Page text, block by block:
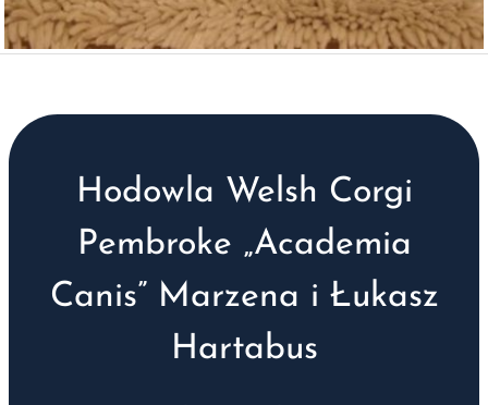
Hodowla Welsh Corgi
Pembroke „Academia
Canis” Marzena i Łukasz
Hartabus